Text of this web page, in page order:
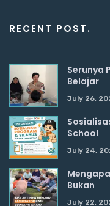
RECENT POST.
Serunya
Belajar
July 26,
School
July 24,
Bukan
July 22,